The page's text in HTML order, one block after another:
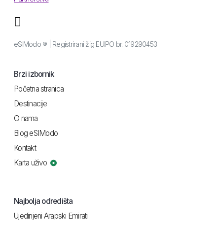
eSIModo ® | Registrirani žig EUIPO br. 019290453
Brzi izbornik
Početna stranica
Destinacije
O nama
Blog eSIModo
Kontakt
Karta uživo
Najbolja odredišta
Ujedinjeni Arapski Emirati